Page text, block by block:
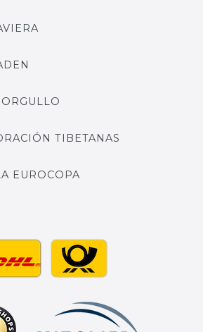
TIBETANAS
EUROCOPA